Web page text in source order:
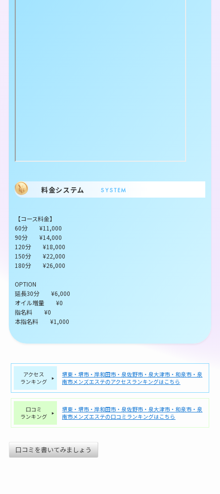
料金システム SYSTEM
【コース料金】
60分 ¥11,000
90分 ¥14,000
120分 ¥18,000
150分 ¥22,000
180分 ¥26,000
OPTION
延長30分 ¥6,000
オイル増量 ¥0
指名料 ¥0
本指名料 ¥1,000
アクセス
ランキング
堺東・堺市・岸和田市・泉佐野市・泉大津市・和泉市・泉
南市メンズエステのアクセスランキングはこちら
口コミ
ランキング
堺東・堺市・岸和田市・泉佐野市・泉大津市・和泉市・泉
南市メンズエステの口コミランキングはこちら
口コミを書いてみましょう